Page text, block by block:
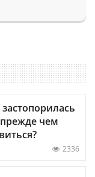
чем
2336